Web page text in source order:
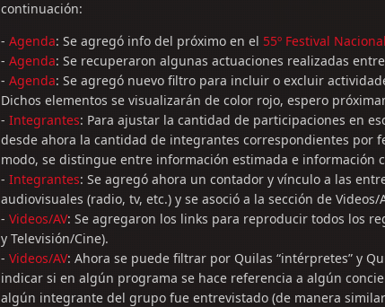
continuación:
- Agenda: Se agregó info del próximo en el 55º Festival
- Agenda: Se recuperaron algunas actuaciones realizadas
- Agenda: Se agregó nuevo filtro para incluir o excluir
Dichos elementos se visualizarán de color rojo, espero
- Integrantes: Para ajustar la cantidad de participaciones en
desde ahora la cantidad de integrantes correspondientes por
modo, se distingue entre información estimada e información
- Integrantes: Se agregó ahora un contador y vínculo a las
audiovisuales (radio, tv, etc.) y se asoció a la sección de Videos/
- Videos/AV: Se agregaron los links para reproducir todos los
y Televisión/Cine).
- Videos/AV: Ahora se puede filtrar por Quilas “intérpretes” y
indicar si en algún programa se hace referencia a algún
algún integrante del grupo fue entrevistado (de manera